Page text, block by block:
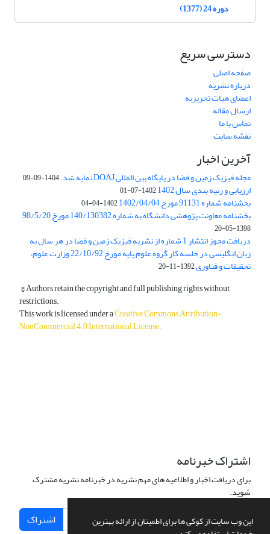
این وب سایت از کوکی ها برای اطمینان از ارائه بهترین
دوره 24 (1377)
دسترسی سریع
صفحه اصلی
درباره نشریه
اعضای هیات تحریریه
ارسال مقاله
تماس با ما
نقشه سایت
آخرین اخبار
مجله فیزیک زمین و فضا در پایگاه بین المللی DOAJ نمایه شد. 1404-09-09
ارزیابی و رتبه بندی سال 1402 1402-07-01
بخشنامه شماره 91131 مورخ 1402/04/04 1402-04-04
بخشنامه معاونت پژوهشی دانشگاه به شماره 140/130382 مورخ 98/5/20
1398-05-20
دریافت مجوز انتشار 1 شماره از نشریه فیزیک زمین و فضا در هر سال به
زبان انگلیسی در جلسه کار گروه علوم پایه مورخ 22/10/92 وزارت علوم،
تحقیقات و فناوری1392-11-20
© Authors retain the copyright and full publishing rights without
restrictions.
This work is licensed under aCreative Commons Attribution-
NonCommercial 4.0 International License.
اشتراک خبرنامه
برای دریافت اخبار و اطلاعیه های مهم نشریه در خبرنامه نشریه مشترک
شوید.
اشتراک